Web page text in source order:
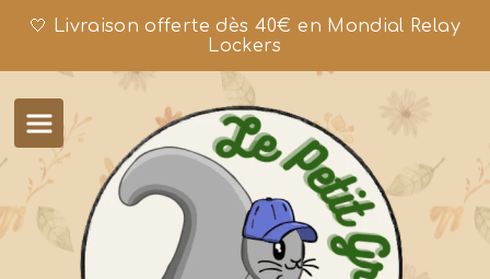
🤍 Livraison offerte dès 40€ en Mondial Relay
Lockers